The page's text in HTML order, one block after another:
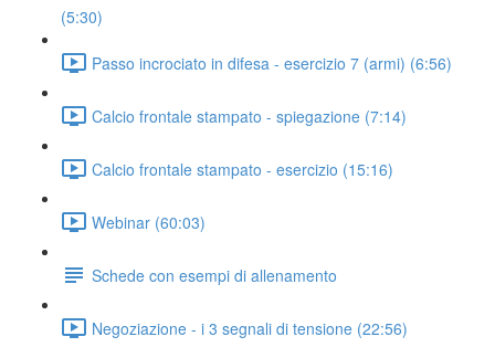
(5:30)
Passo incrociato in difesa - esercizio 7 (armi) (6:56)
Calcio frontale stampato - spiegazione (7:14)
Calcio frontale stampato - esercizio (15:16)
Webinar (60:03)
Schede con esempi di allenamento
Negoziazione - i 3 segnali di tensione (22:56)